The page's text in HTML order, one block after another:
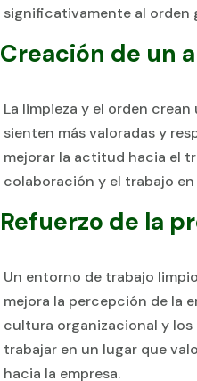
significativamente al orden
Creación de un
La limpieza y el orden
sienten más valoradas y
mejorar la actitud hacia el
colaboración y el trabajo
Refuerzo de la
Un entorno de trabajo
mejora la percepción de la
cultura organizacional y los
trabajar en un lugar que
hacia la empresa.